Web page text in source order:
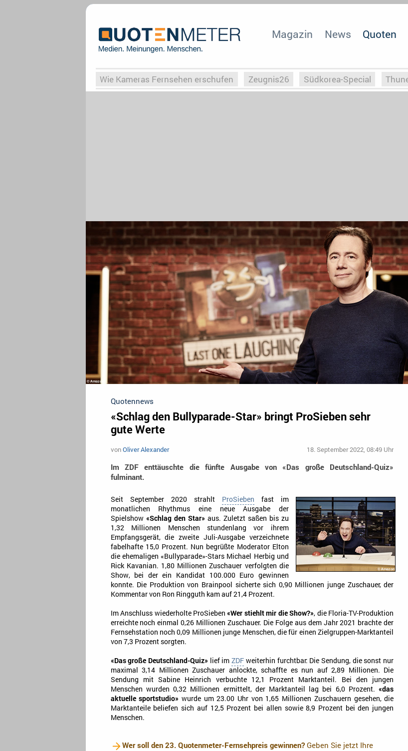
Magazin News Quoten
Wie Kameras Fernsehen erschufen Zeugnis26 Südkorea-Special
Quotennews
«Schlag den Bullyparade-Star» bringt ProSieben sehr
gute Werte
vonOliver Alexander 18. September 2022, 08:49 Uhr
Im ZDF enttäuschte die fünfte Ausgabe von «Das große Deutschland-Quiz»
fulminant.
Seit September 2020 strahlt ProSieben fast im
monatlichen Rhythmus eine neue Ausgabe der
Spielshow «Schlag den Star» aus. Zuletzt saßen bis zu
1,32 Millionen Menschen stundenlang vor ihrem
Empfangsgerät, die zweite Juli-Ausgabe verzeichnete
fabelhafte 15,0 Prozent. Nun begrüßte Moderator Elton
die ehemaligen «Bullyparade»-Stars Michael Herbig und
Rick Kavanian. 1,80 Millionen Zuschauer verfolgten die
Show, bei der ein Kandidat 100.000 Euro gewinnen
konnte. Die Produktion von Brainpool sicherte sich 0,90 Millionen junge Zuschauer, der
Kommentar von Ron Ringguth kam auf 21,4 Prozent.
Im Anschluss wiederholte ProSieben«Wer stiehlt mir die Show?», die Floria-TV-Produktion
erreichte noch einmal 0,26 Millionen Zuschauer. Die Folge aus dem Jahr 2021 brachte der
Fernsehstation noch 0,09 Millionen junge Menschen, die für einen Zielgruppen-Marktanteil
von 7,3 Prozent sorgten.
«Das große Deutschland-Quiz» lief imZDF weiterhin furchtbar: Die Sendung, die sonst nur
maximal 3,14 Millionen Zuschauer anlockte, schaffte es nun auf 2,89 Millionen. Die
Sendung mit Sabine Heinrich verbuchte 12,1 Prozent Marktanteil. Bei den jungen
Menschen wurden 0,32 Millionen ermittelt, der Marktanteil lag bei 6,0 Prozent.«das
aktuelle sportstudio» wurde um 23.00 Uhr von 1,65 Millionen Zuschauern gesehen, die
Marktanteile beliefen sich auf 12,5 Prozent bei allen sowie 8,9 Prozent bei den jungen
Menschen.
Wer soll den 23. Quotenmeter-Fernsehpreis gewinnen?Geben Sie jetzt Ihre